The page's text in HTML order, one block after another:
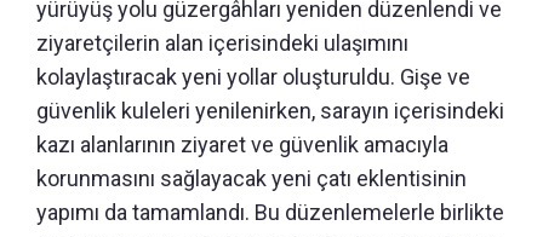
yürüyüş yolu güzergâhları yeniden düzenlendi ve
ziyaretçilerin alan içerisindeki ulaşımını
kolaylaştıracak yeni yollar oluşturuldu. Gişe ve
güvenlik kuleleri yenilenirken, sarayın içerisindeki
kazı alanlarının ziyaret ve güvenlik amacıyla
korunmasını sağlayacak yeni çatı eklentisinin
yapımı da tamamlandı. Bu düzenlemelerle birlikte